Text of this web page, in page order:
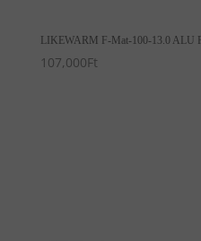
LIKEWARM F-Mat-100-13.0 ALU
107,000Ft